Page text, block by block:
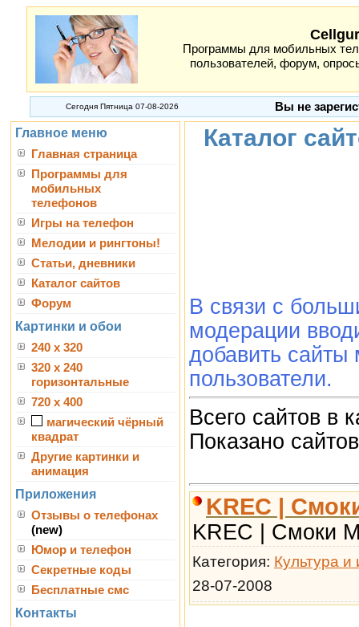
Программы для мобильных
пользователей, форум,
Сегодня Пятница 07-08-2026 Вы не
Главное меню
Главная страница
Программы для
мобильных
телефонов
Игры на телефон
Мелодии и рингтоны!
Статьи, дневники
Каталог сайтов
Форум
Картинки и обои
240 x 320
320 x 240
горизонтальные
720 x 400
магический чёрный
квадрат
Другие картинки и
анимация
Приложения
Отзывы о телефонах
(new)
Юмор и телефон
Секретные коды
Бесплатные смс
Контакты
Каталог
В связи с
модерации
добавить сайты
пользователи.
Всего сайтов в
Показано
KREC |
KREC | Смоки
Категория: Культура и
28-07-2008